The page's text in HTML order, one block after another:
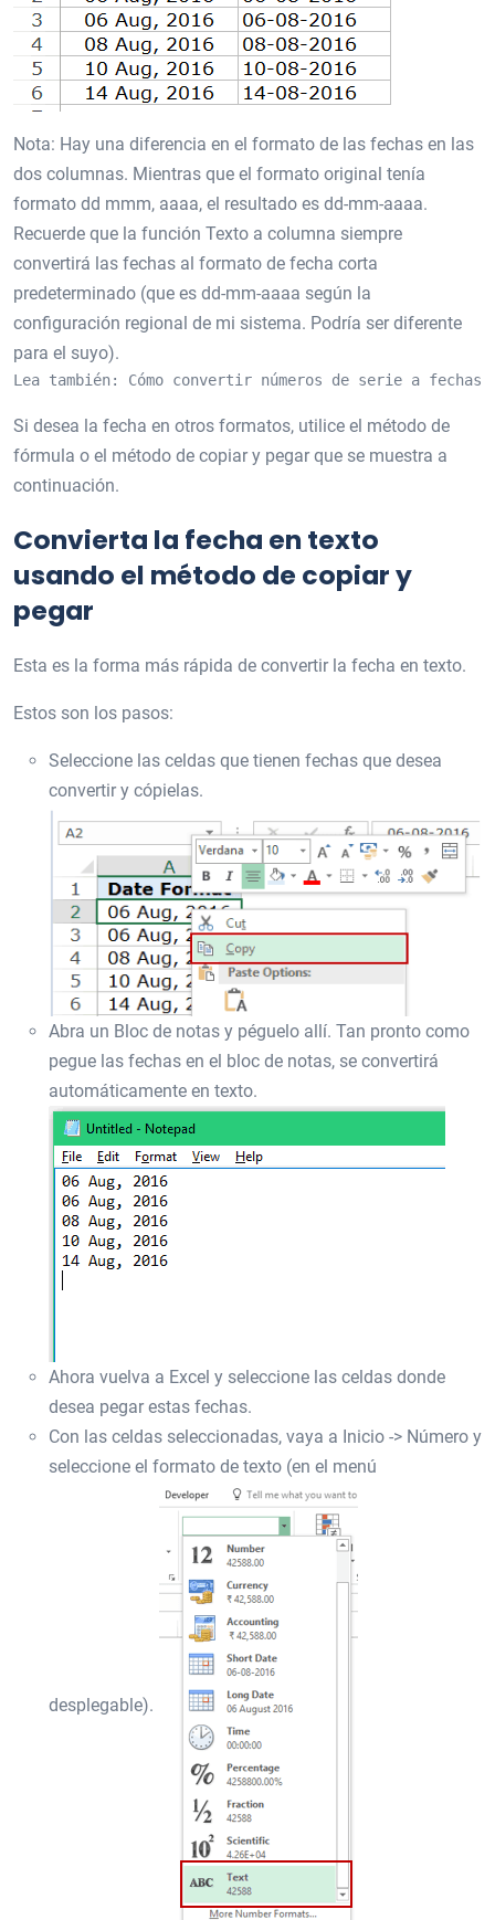
Nota: Hay una diferencia en el formato de las fechas en las
dos columnas. Mientras que el formato original tenía
formato dd mmm, aaaa, el resultado es dd-mm-aaaa.
Recuerde que la función Texto a columna siempre
convertirá las fechas al formato de fecha corta
predeterminado (que es dd-mm-aaaa según la
configuración regional de mi sistema. Podría ser diferente
para el suyo).
Lea también: Cómo convertir números de serie a
Si desea la fecha en otros formatos, utilice el método de
fórmula o el método de copiar y pegar que se muestra a
continuación.
Convierta la fecha en texto
usando el método de copiar y
pegar
Esta es la forma más rápida de convertir la fecha en texto.
Estos son los pasos:
Seleccione las celdas que tienen fechas que desea
convertir y cópielas.
Abra un Bloc de notas y péguelo allí. Tan pronto como
pegue las fechas en el bloc de notas, se convertirá
automáticamente en texto.
Ahora vuelva a Excel y seleccione las celdas donde
desea pegar estas fechas.
Con las celdas seleccionadas, vaya a Inicio -> Número y
seleccione el formato de texto (en el menú
desplegable).